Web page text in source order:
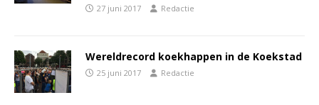
27 juni 2017 Redactie
Wereldrecord koekhappen in de Koekstad
25 juni 2017 Redactie